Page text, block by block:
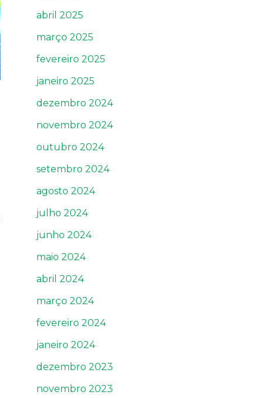
abril 2025
março 2025
fevereiro 2025
janeiro 2025
dezembro 2024
novembro 2024
outubro 2024
setembro 2024
agosto 2024
julho 2024
junho 2024
maio 2024
abril 2024
março 2024
fevereiro 2024
janeiro 2024
dezembro 2023
novembro 2023